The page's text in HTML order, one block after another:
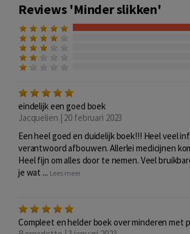
Reviews 'Minder slikken'
eindelijk een goed boek
Jacquelien | 20 februari 2023
Een heel goed en duidelijk boek!!! Heel veel
verantwoord afbouwen. Allerlei medicijnen
Heel fijn om alles door te nemen. Veel
je wat ... Lees meer
Compleet en helder boek over minderen met